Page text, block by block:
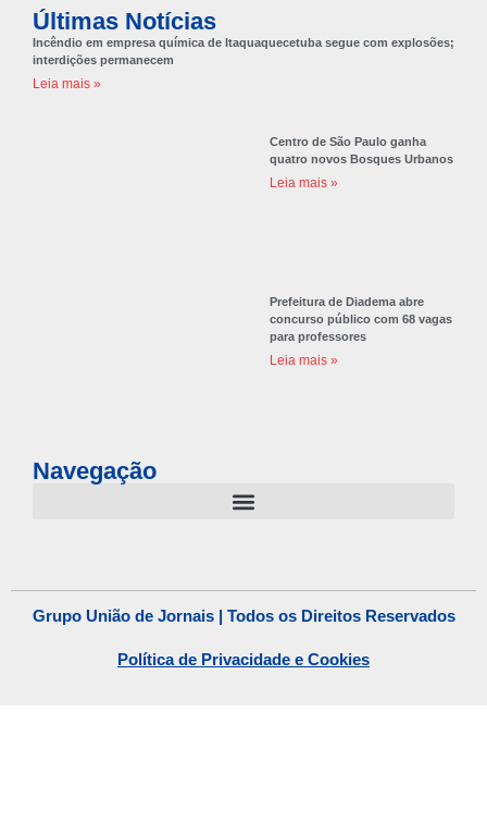
Últimas Notícias
Incêndio em empresa química de Itaquaquecetuba segue com explosões;
interdições permanecem
Leia mais »
Centro de São Paulo ganha
quatro novos Bosques Urbanos
Leia mais »
Prefeitura de Diadema abre
concurso público com 68 vagas
para professores
Leia mais »
Navegação
Grupo União de Jornais | Todos os Direitos Reservados
Política de Privacidade e Cookies